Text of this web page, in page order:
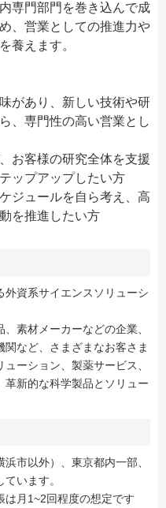
専門部門を巻き込んで成
、営業としての推進力や
養えます。
があり、新しい技術や研
、専門性の高い営業とし
お客様の研究全体を支援
ップアップしたい方
ジュールを自ら考え、高
を推進したい方
外資系サイエンスソリューシ
素材メーカーなどの企業、
など、さまざまなお客さま
ーション、製薬サービス、
新的な科学製品とソリュー
市以外）、東京都内一部、
います。
月1~2回程度の想定です